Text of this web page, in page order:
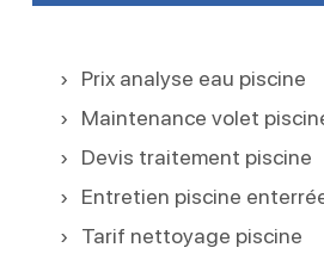
Prix analyse eau piscine
Maintenance volet
Devis traitement piscine
Entretien piscine
Tarif nettoyage piscine